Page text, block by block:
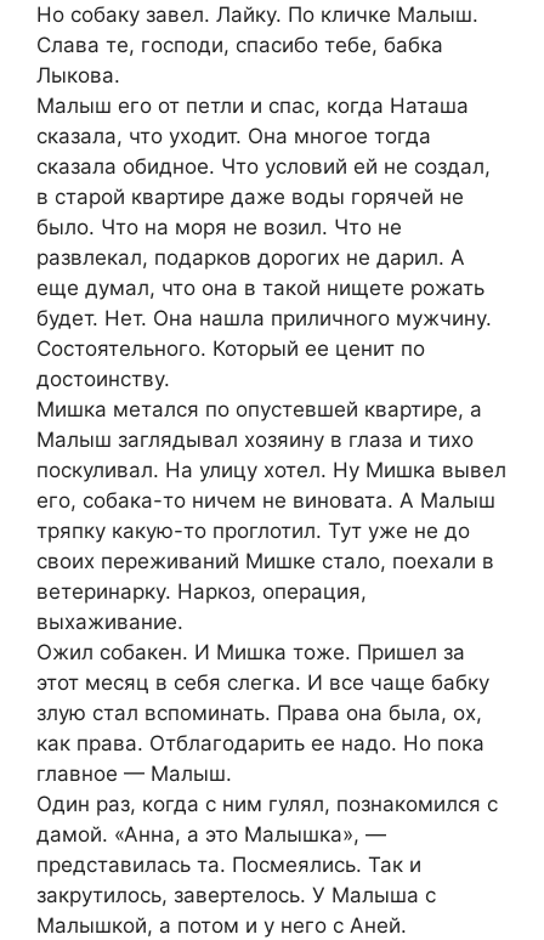
Но собаку завел. Лайку. По кличке Малыш.
Слава те, господи, спасибо тебе, бабка
Лыкова.
Малыш его от петли и спас, когда Наташа
сказала, что уходит. Она многое тогда
сказала обидное. Что условий ей не создал,
в старой квартире даже воды горячей не
было. Что на моря не возил. Что не
развлекал, подарков дорогих не дарил. А
еще думал, что она в такой нищете рожать
будет. Нет. Она нашла приличного мужчину.
Состоятельного. Который ее ценит по
достоинству.
Мишка метался по опустевшей квартире, а
Малыш заглядывал хозяину в глаза и тихо
поскуливал. На улицу хотел. Ну Мишка вывел
его, собака-то ничем не виновата. А Малыш
тряпку какую-то проглотил. Тут уже не до
своих переживаний Мишке стало, поехали в
ветеринарку. Наркоз, операция,
выхаживание.
Ожил собакен. И Мишка тоже. Пришел за
этот месяц в себя слегка. И все чаще бабку
злую стал вспоминать. Права она была, ох,
как права. Отблагодарить ее надо. Но пока
главное — Малыш.
Один раз, когда с ним гулял, познакомился с
дамой. «Анна, а это Малышка», —
представилась та. Посмеялись. Так и
закрутилось, завертелось. У Малыша с
Малышкой, а потом и у него с Аней.